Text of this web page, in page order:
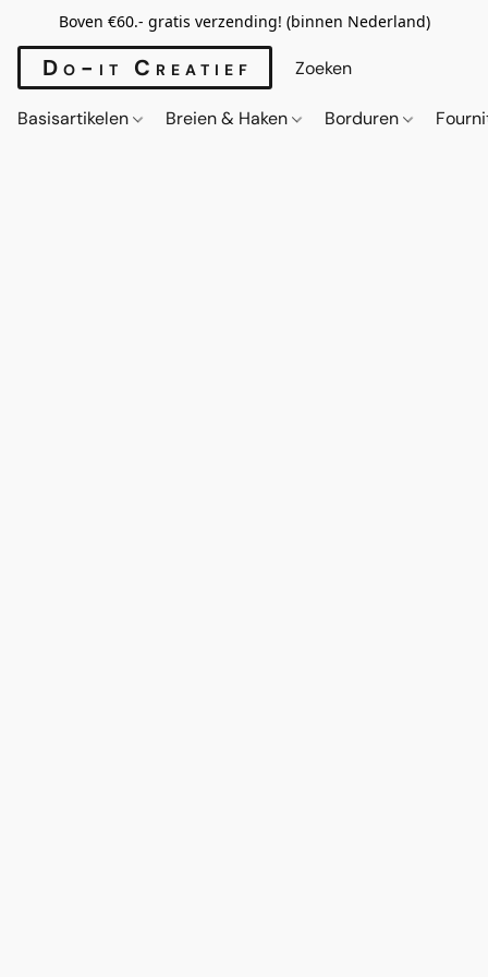
Boven €60.- gratis verzending! (binnen Nederland)
Do-it Creatief
Basisartikelen Breien & Haken Borduren